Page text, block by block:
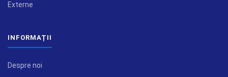
Externe
INFORMAȚII
Despre noi